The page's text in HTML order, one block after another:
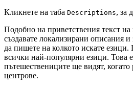
Кликнете на таба Descriptions, за
Подобно на приветствения текст
създавате локализирани описания
да пишете на колкото искате
всички най-популярни езици. Това е
пътешествениците ще видят,
центрове.